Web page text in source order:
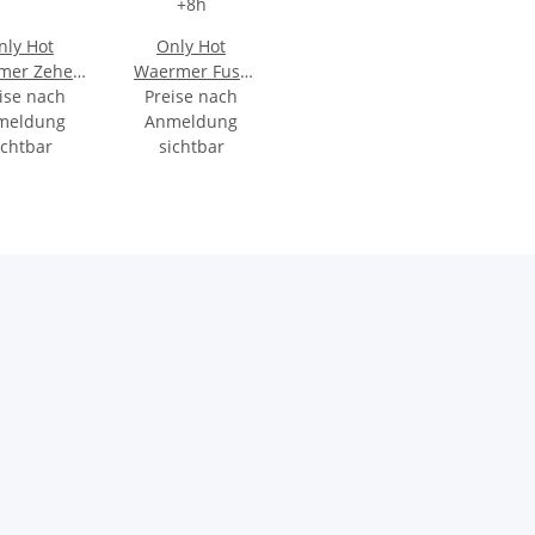
Hot
Zehen
+7h
nach
Only Hot
Waermer Fuss
Sohle S 36-39
+8h
Preise nach
Anmeldung
sichtbar